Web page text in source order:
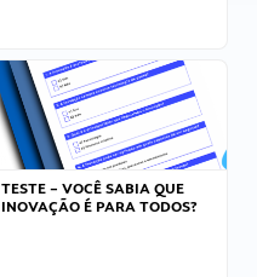
TESTE – VOCÊ SABIA QUE
INOVAÇÃO É PARA TODOS?